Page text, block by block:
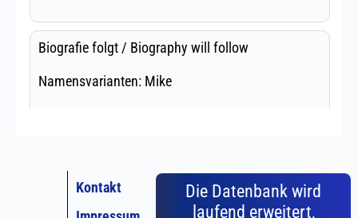
Kontakt
Die Datenbank wird
laufend erweitert,